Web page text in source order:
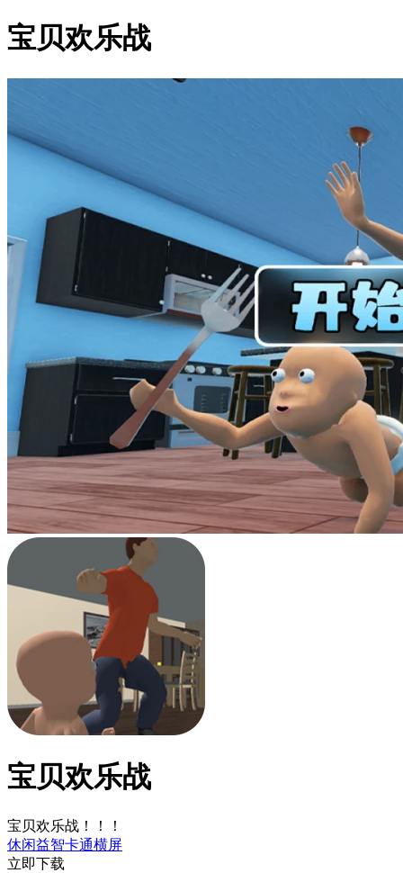
宝贝欢乐战
宝贝欢乐战
宝贝欢乐战！！！
休闲益智卡通横屏
立即下载